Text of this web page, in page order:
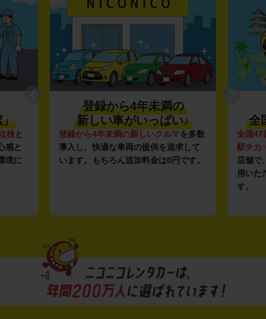
」
検と
感と
境に
登録から4年未満の
新しい車がいっぱい♪
登録から4年未満の新しいクルマを多数
導入し、快適な車両の提供を追求して
います。もちろん追加料金は0円です。
全
全国47
駅チカ
店舗で
用いた
す。